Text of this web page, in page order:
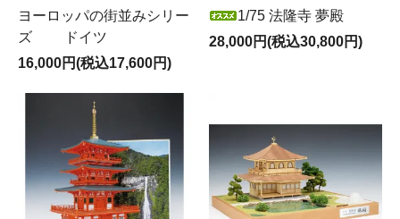
ヨーロッパの街並みシリー
ズ ドイツ
16,000円(税込17,600円)
1/75 法隆寺 夢殿
28,000円(税込30,800円)